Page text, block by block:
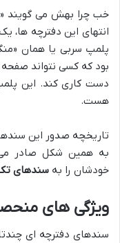
خب چرا بهش می گویند
انتهای این دفترچه ها،
پلمپ سربی یا همان
بود که کسی نتواند صفحه
دست کاری کند. این
هست.
به همین شکل صادر
خودشان را به سندهای
ویژگی های
سندهای دفترچه ای